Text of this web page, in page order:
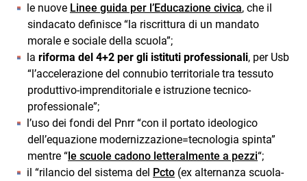
le nuove Linee guida per l’Educazione civica, che il
sindacato definisce “la riscrittura di un mandato
morale e sociale della scuola”;
la riforma del 4+2 per gli istituti professionali, per Usb
“l’accelerazione del connubio territoriale tra tessuto
produttivo-imprenditoriale e istruzione tecnico-
professionale”;
l’uso dei fondi del Pnrr “con il portato ideologico
dell’equazione modernizzazione=tecnologia spinta”
mentre “le scuole cadono letteralmente a pezzi“;
il “rilancio del sistema del Pcto (ex alternanza scuola-